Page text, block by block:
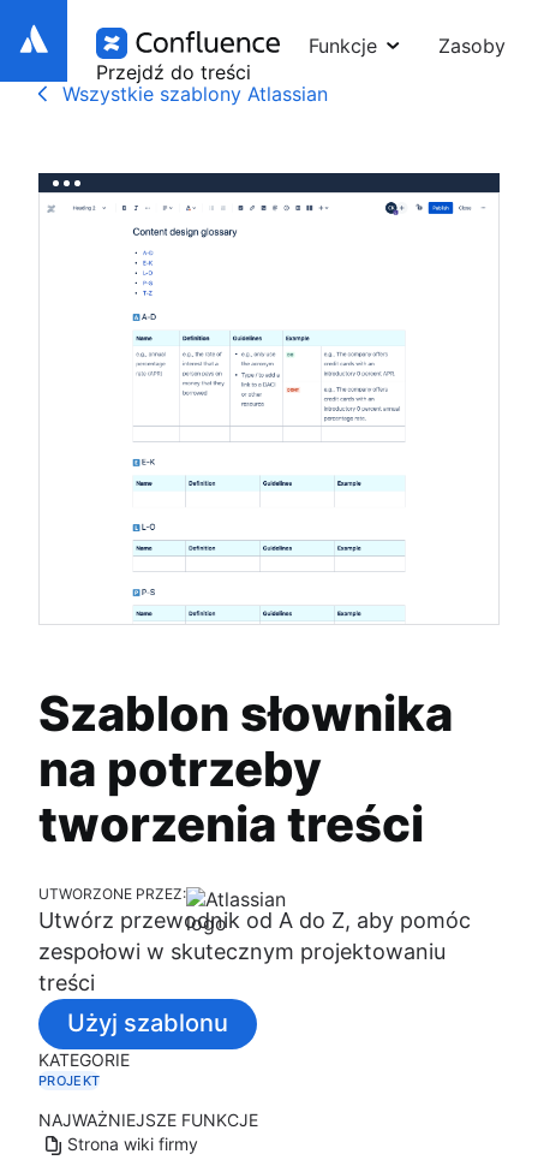
Przejdź do treści
Funkcje
Zasoby
Wszystkie szablony Atlassian
Szablon słownika
na potrzeby
tworzenia treści
UTWORZONE PRZEZ:
Utwórz przewodnik od A do Z, aby pomóc
zespołowi w skutecznym projektowaniu
treści
Użyj szablonu
KATEGORIE
PROJEKT
NAJWAŻNIEJSZE FUNKCJE
Strona wiki firmy